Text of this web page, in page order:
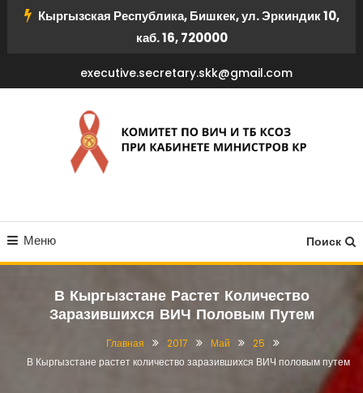
ПерейтиКыргызская Республика, Бишкек, ул. Эркиндик 10,
каб. 16, 720000
executive.secretary.skk@gmail.com
КСОЗ ПРИ КАБИНЕТЕ
МИНИСТРОВ КР
Меню Поиск
В Кыргызстане Растет Количество
Заразившихся ВИЧ Половым Путем
Главная 2017 Май
25
В Кыргызстане растет количество заразившихся ВИЧ половым путем